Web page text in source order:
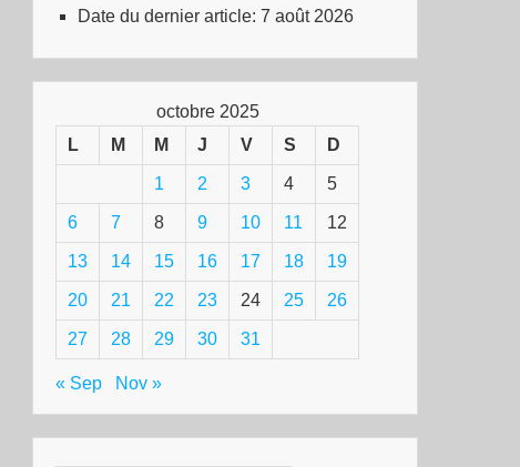
Date du dernier article: 7 août 2026
octobre 2025
L
M M J V S D
1 2 3 4 5
6 7 8 9 10 11 12
13 14 15 16 17 18 19
20 21 22 23 24 25 26
27 28 29 30 31
« Sep Nov »